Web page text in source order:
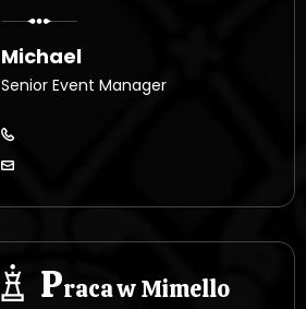
Michael
Senior Event Manager
Praca w Mimello